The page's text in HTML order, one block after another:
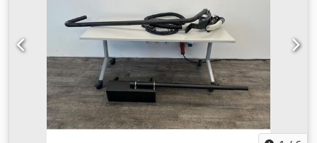
på en högprecisionsmetrisk skala med mikrometrisk
justering. Glidning av det rörliga huvudet med hjälp av
återcirkulerande kullager på slipade och härdade
glidskenor. Radiell glidning av såggruppen. Fullständigt
skydd av sågklingorna med hjälp av skyddskåpor med
automatisk stängning. Pneumatiska huvuden som kan
vinklas 90°/+45°/-45°. Möjlighet att montera sågklingor Ø
500 - 530 - 550 mm. 2,2 kW (3 HP) trefasmotorer – 2800
varv/min. Sågklingaxel Ø 30 mm. Skärlängder